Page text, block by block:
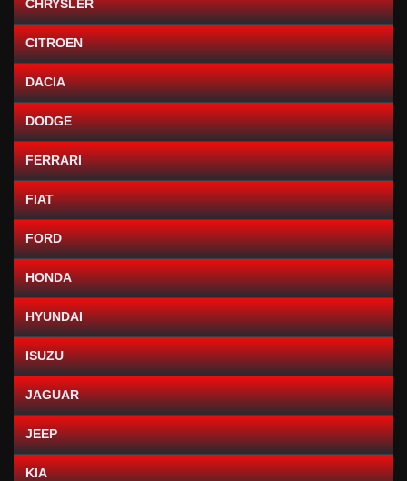
CHRYSLER
CITROEN
DACIA
DODGE
FERRARI
FIAT
FORD
HONDA
HYUNDAI
ISUZU
JAGUAR
JEEP
KIA